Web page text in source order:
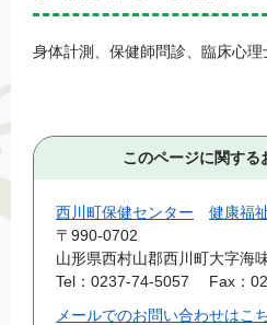
身体計測、保健師問診、臨床心
このページに関する
西川町保健センター 健康福
〒990-0702
山形県西村山郡西川町大字海
Tel：0237-74-5057
Fax：
メールでのお問い合わせはこ